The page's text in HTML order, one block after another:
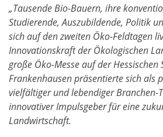
„Tausende Bio-Bauern, ihre
Studierende, Auszubildende, Politik
sich auf den zweiten Öko-Feldtagen
Innovationskraft der Ökologischen
große Öko-Messe auf der Hessischen
Frankenhausen präsentierte sich als
vielfältiger und lebendiger Branchen-
innovativer Impulsgeber für eine
Landwirtschaft.